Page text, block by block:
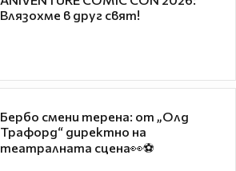
Влязохме в друг свят!
Бербо смени терена: от „Олд
Трафорд“ директно на
театралната сцена👀⚽